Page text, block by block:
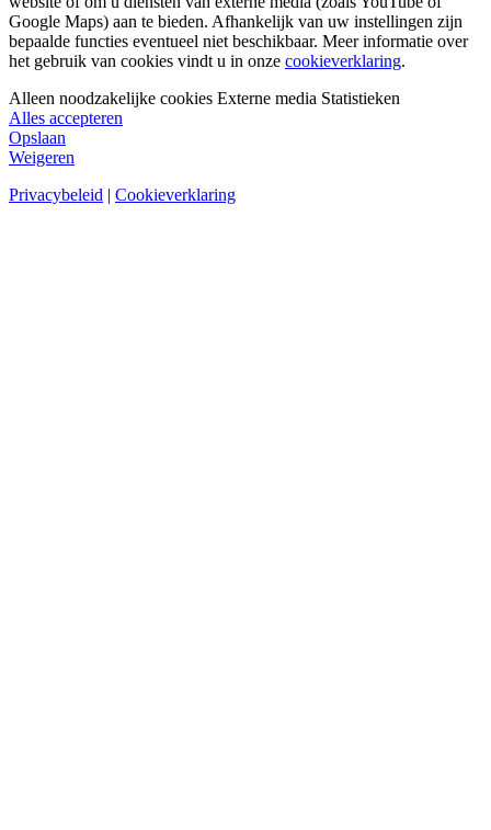
Google Maps) aan te bieden. Afhankelijk van uw instellingen zijn
bepaalde functies eventueel niet beschikbaar. Meer informatie over
het gebruik van cookies vindt u in onze cookieverklaring.
Alleen noodzakelijke cookies Externe media Statistieken
Alles accepteren
Opslaan
Weigeren
Privacybeleid | Cookieverklaring